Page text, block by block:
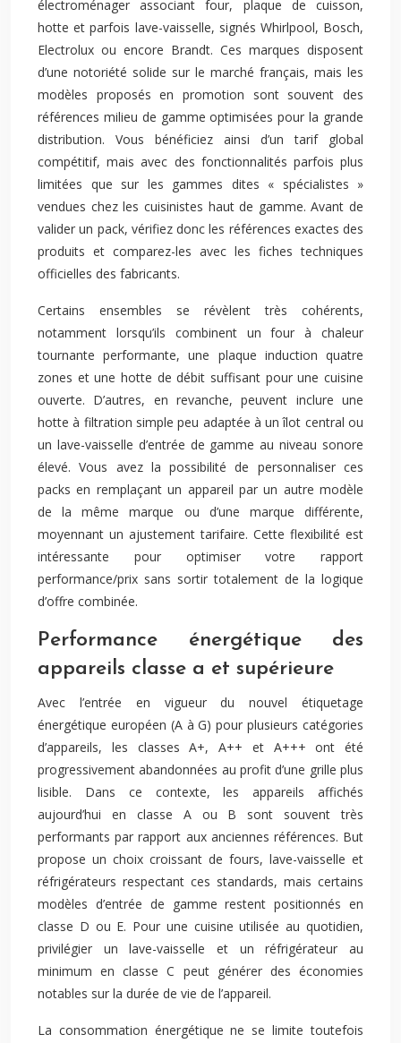
électroménager associant four, plaque de cuisson,
hotte et parfois lave-vaisselle, signés Whirlpool, Bosch,
Electrolux ou encore Brandt. Ces marques disposent
d’une notoriété solide sur le marché français, mais les
modèles proposés en promotion sont souvent des
références milieu de gamme optimisées pour la grande
distribution. Vous bénéficiez ainsi d’un tarif global
compétitif, mais avec des fonctionnalités parfois plus
limitées que sur les gammes dites « spécialistes »
vendues chez les cuisinistes haut de gamme. Avant de
valider un pack, vérifiez donc les références exactes des
produits et comparez-les avec les fiches techniques
officielles des fabricants.
Certains ensembles se révèlent très cohérents,
notamment lorsqu’ils combinent un four à chaleur
tournante performante, une plaque induction quatre
zones et une hotte de débit suffisant pour une cuisine
ouverte. D’autres, en revanche, peuvent inclure une
hotte à filtration simple peu adaptée à un îlot central ou
un lave-vaisselle d’entrée de gamme au niveau sonore
élevé. Vous avez la possibilité de personnaliser ces
packs en remplaçant un appareil par un autre modèle
de la même marque ou d’une marque différente,
moyennant un ajustement tarifaire. Cette flexibilité est
intéressante pour optimiser votre rapport
performance/prix sans sortir totalement de la logique
d’offre combinée.
Performance énergétique des
appareils classe a et supérieure
Avec l’entrée en vigueur du nouvel étiquetage
énergétique européen (A à G) pour plusieurs catégories
d’appareils, les classes A+, A++ et A+++ ont été
progressivement abandonnées au profit d’une grille plus
lisible. Dans ce contexte, les appareils affichés
aujourd’hui en classe A ou B sont souvent très
performants par rapport aux anciennes références. But
propose un choix croissant de fours, lave-vaisselle et
réfrigérateurs respectant ces standards, mais certains
modèles d’entrée de gamme restent positionnés en
classe D ou E. Pour une cuisine utilisée au quotidien,
privilégier un lave-vaisselle et un réfrigérateur au
minimum en classe C peut générer des économies
notables sur la durée de vie de l’appareil.
La consommation énergétique ne se limite toutefois